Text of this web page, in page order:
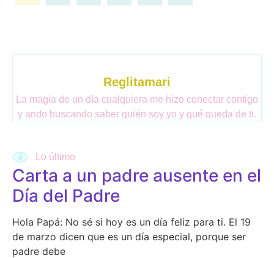
Reglitamari
La magia de un día cualquiera me hizo conectar contigo
y ando buscando saber quién soy yo y qué queda de ti.
Write for us
Lo último
Carta a un padre ausente en el
Día del Padre
Hola Papá: No sé si hoy es un día feliz para ti. El 19
de marzo dicen que es un día especial, porque ser
padre debe